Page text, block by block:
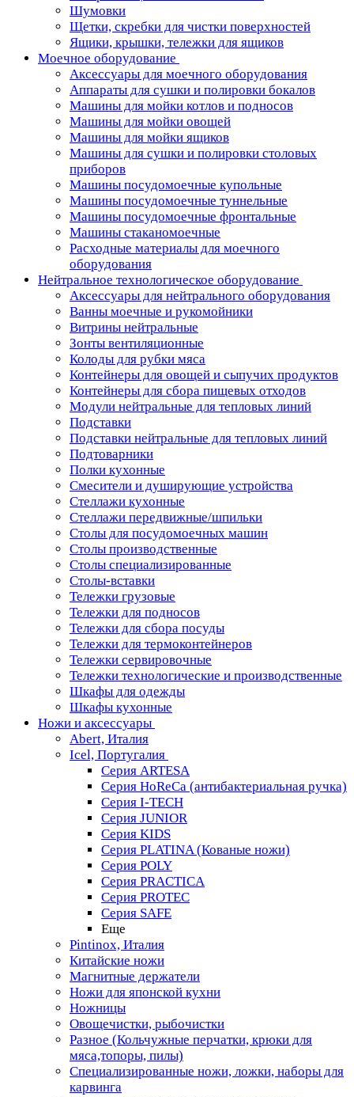
Шумовки
Щетки, скребки для чистки поверхностей
Ящики, крышки, тележки для ящиков
Моечное оборудование
Аксессуары для моечного оборудования
Аппараты для сушки и полировки бокалов
Машины для мойки котлов и подносов
Машины для мойки овощей
Машины для мойки ящиков
Машины для сушки и полировки столовых
приборов
Машины посудомоечные купольные
Машины посудомоечные туннельные
Машины посудомоечные фронтальные
Машины стаканомоечные
Расходные материалы для моечного
оборудования
Нейтральное технологическое оборудование
Аксессуары для нейтрального оборудования
Ванны моечные и рукомойники
Витрины нейтральные
Зонты вентиляционные
Колоды для рубки мяса
Контейнеры для овощей и сыпучих продуктов
Контейнеры для сбора пищевых отходов
Модули нейтральные для тепловых линий
Подставки
Подставки нейтральные для тепловых линий
Подтоварники
Полки кухонные
Смесители и душирующие устройства
Стеллажи кухонные
Стеллажи передвижные/шпильки
Столы для посудомоечных машин
Столы производственные
Столы специализированные
Столы-вставки
Тележки грузовые
Тележки для подносов
Тележки для сбора посуды
Тележки для термоконтейнеров
Тележки сервировочные
Тележки технологические и производственные
Шкафы для одежды
Шкафы кухонные
Ножи и аксессуары
Abert, Италия
Icel, Португалия
Серия ARTESA
Серия HoReCa (антибактериальная ручка)
Серия I-TECH
Серия JUNIOR
Серия KIDS
Серия PLATINA (Кованые ножи)
Серия POLY
Серия PRACTICA
Серия PROTEC
Серия SAFE
Еще
Pintinox, Италия
Китайские ножи
Магнитные держатели
Ножи для японской кухни
Ножницы
Овощечистки, рыбочистки
Разное (Кольчужные перчатки, крюки для
мяса,топоры, пилы)
Специализированные ножи, ложки, наборы для
карвинга